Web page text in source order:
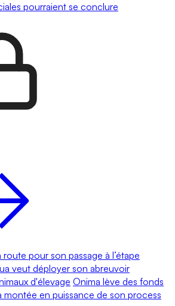
pourraient se conclure
pour son passage à l’étape
veut déployer son abreuvoir
d'élevage Onima lève des fonds
en puissance de son process